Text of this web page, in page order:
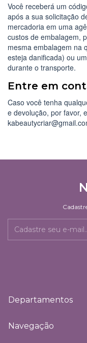
Você receberá um
após a sua solicitação
mercadoria em uma
custos de embalagem,
mesma embalagem na
esteja danificada) ou
durante o transporte.
Entre em
Caso você tenha
e devolução, por favor,
Departamentos
Navegação